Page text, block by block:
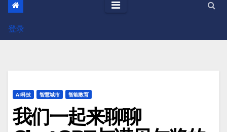
登录
AI科技 智慧城市 智能教育
我们一起来聊聊